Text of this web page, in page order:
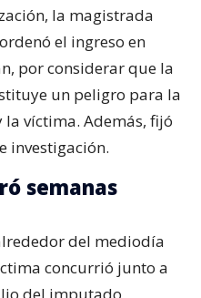
la magistrada
ordenó el ingreso en
por considerar que la
un peligro para la
víctima. Además, fijó
investigación.
semanas
del mediodía
concurrió junto a
del imputado,